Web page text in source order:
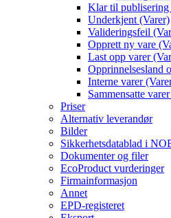
Klar til publisering
Underkjent (Varer)
Valideringsfeil
Opprett ny vare
Last opp varer
Opprinnelsesland
Interne varer
Sammensatte
Priser
Alternativ leverandør
Bilder
Sikkerhetsdatablad i
Dokumenter og filer
EcoProduct vurderinger
Firmainformasjon
Annet
EPD-registeret